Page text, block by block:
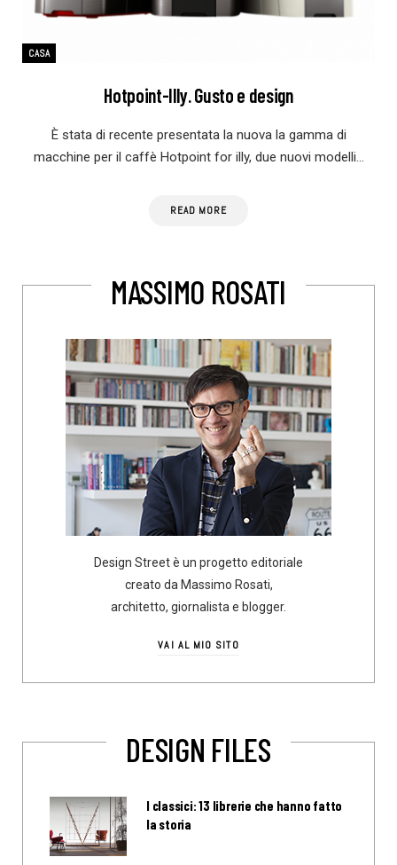
CASA
Hotpoint-Illy. Gusto e design
È stata di recente presentata la nuova la gamma di
macchine per il caffè Hotpoint for illy, due nuovi modelli…
READ MORE
MASSIMO ROSATI
Design Street è un progetto editoriale
creato da Massimo Rosati,
architetto, giornalista e blogger.
VAI AL MIO SITO
DESIGN FILES
I classici: 13 librerie che hanno fatto
la storia